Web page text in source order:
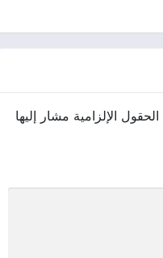
الحقول الإلزامية مشار إليها